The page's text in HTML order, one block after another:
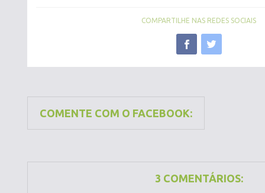
COMPARTILHE NAS REDES SOCIAIS
COMENTE COM O FACEBOOK:
3 COMENTÁRIOS: